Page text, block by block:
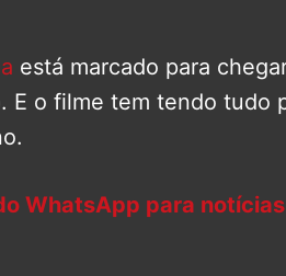
está marcado para
E o filme tem tendo tudo
WhatsApp para